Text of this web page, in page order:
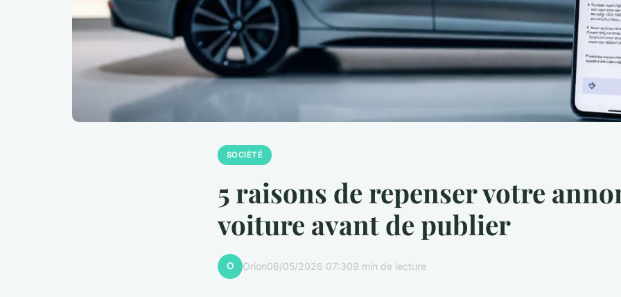
SOCIÉTÉ
5 raisons de repenser votre
voiture avant de publier
O Orion06/05/2026 07:309 min de lecture